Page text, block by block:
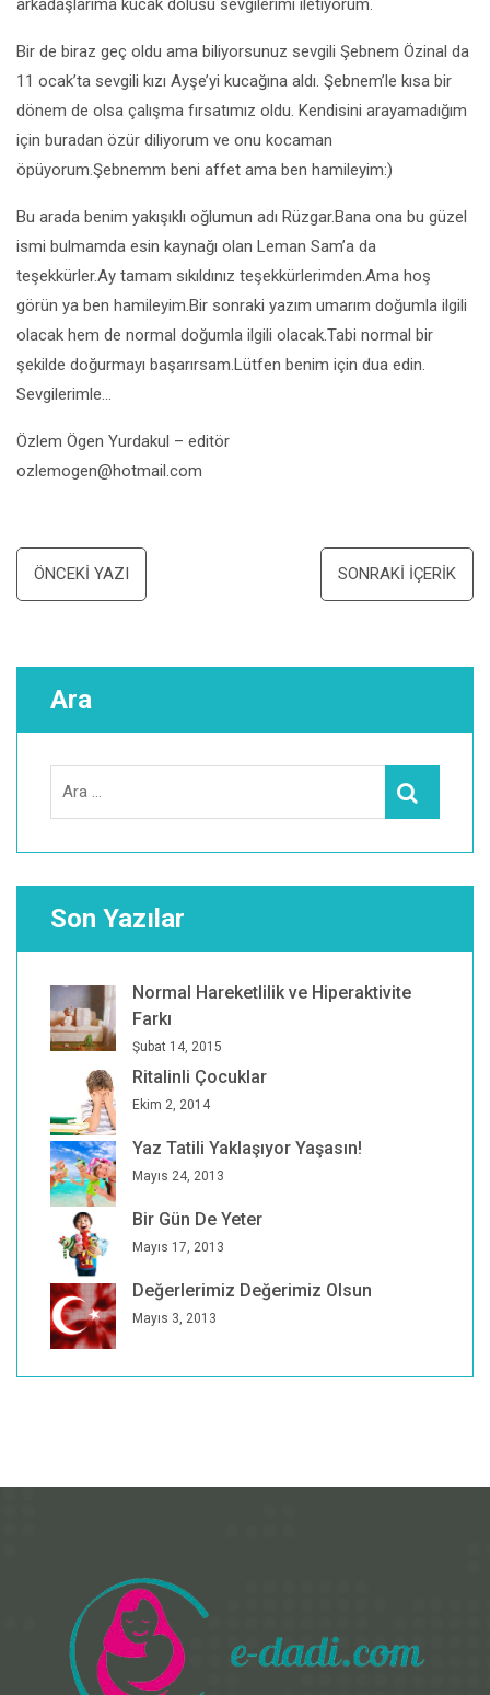
arkadaşlarıma kucak dolusu sevgilerimi iletiyorum.
Bir de biraz geç oldu ama biliyorsunuz sevgili Şebnem Özinal da
11 ocak’ta sevgili kızı Ayşe’yi kucağına aldı. Şebnem’le kısa bir
dönem de olsa çalışma fırsatımız oldu. Kendisini arayamadığım
için buradan özür diliyorum ve onu kocaman
öpüyorum.Şebnemm beni affet ama ben hamileyim:)
Bu arada benim yakışıklı oğlumun adı Rüzgar.Bana ona bu güzel
ismi bulmamda esin kaynağı olan Leman Sam’a da
teşekkürler.Ay tamam sıkıldınız teşekkürlerimden.Ama hoş
görün ya ben hamileyim.Bir sonraki yazım umarım doğumla ilgili
olacak hem de normal doğumla ilgili olacak.Tabi normal bir
şekilde doğurmayı başarırsam.Lütfen benim için dua edin.
Sevgilerimle…
Özlem Ögen Yurdakul – editör
ozlemogen@hotmail.com
Yazı
dolaşımı
ÖNCEKI YAZI SONRAKI İÇERIK
Ara
Ara
Son Yazılar
Normal Hareketlilik ve Hiperaktivite
Farkı
Şubat 14, 2015
Ritalinli Çocuklar
Ekim 2, 2014
Yaz Tatili Yaklaşıyor Yaşasın!
Mayıs 24, 2013
Bir Gün De Yeter
Mayıs 17, 2013
Değerlerimiz Değerimiz Olsun
Mayıs 3, 2013